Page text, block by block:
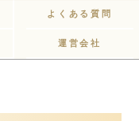
よくある質問
運営会社